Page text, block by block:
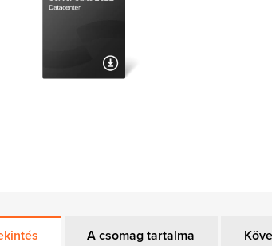
A csomag tartalma